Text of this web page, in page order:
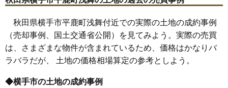
62 十文字町植田 1.4万円 69万円 6.4%
63 大雄 1.4万円 132万円 -5.2%
金沢中野 1.4万円 215万円 -16.1%
66 山内土渕 1.4万円
秋田県横手市平鹿町浅舞付近での実際の土地の成約事例
（売却事例、国土交通省公開）を見てみよう。実際の売買
は、さまざまな物件が含まれているため、価格はかなりバ
ラバラだが、 土地の価格相場算定の参考としよう。
◆横手市の土地の成約事例